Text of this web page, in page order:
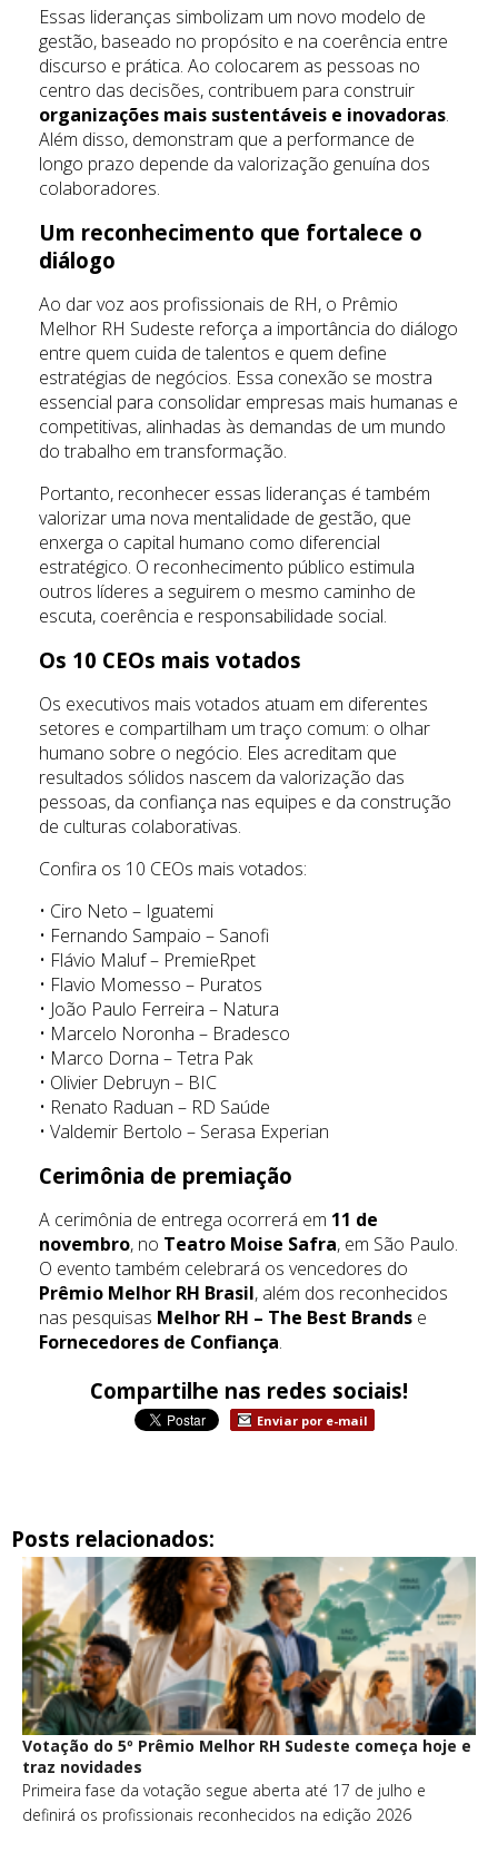
Essas lideranças simbolizam um novo modelo de
gestão, baseado no propósito e na coerência entre
discurso e prática. Ao colocarem as pessoas no
centro das decisões, contribuem para construir
organizações mais sustentáveis e inovadoras.
Além disso, demonstram que a performance de
longo prazo depende da valorização genuína dos
colaboradores.
Um reconhecimento que fortalece o
diálogo
Ao dar voz aos profissionais de RH, o Prêmio
Melhor RH Sudeste reforça a importância do diálogo
entre quem cuida de talentos e quem define
estratégias de negócios. Essa conexão se mostra
essencial para consolidar empresas mais humanas e
competitivas, alinhadas às demandas de um mundo
do trabalho em transformação.
Portanto, reconhecer essas lideranças é também
valorizar uma nova mentalidade de gestão, que
enxerga o capital humano como diferencial
estratégico. O reconhecimento público estimula
outros líderes a seguirem o mesmo caminho de
escuta, coerência e responsabilidade social.
Os 10 CEOs mais votados
Os executivos mais votados atuam em diferentes
setores e compartilham um traço comum: o olhar
humano sobre o negócio. Eles acreditam que
resultados sólidos nascem da valorização das
pessoas, da confiança nas equipes e da construção
de culturas colaborativas.
Confira os 10 CEOs mais votados:
• Ciro Neto – Iguatemi
• Fernando Sampaio – Sanofi
• Flávio Maluf – PremieRpet
• Flavio Momesso – Puratos
• João Paulo Ferreira – Natura
• Marcelo Noronha – Bradesco
• Marco Dorna – Tetra Pak
• Olivier Debruyn – BIC
• Renato Raduan – RD Saúde
• Valdemir Bertolo – Serasa Experian
Cerimônia de premiação
A cerimônia de entrega ocorrerá em 11 de
novembro, no Teatro Moise Safra, em São Paulo.
O evento também celebrará os vencedores do
Prêmio Melhor RH Brasil, além dos reconhecidos
nas pesquisas Melhor RH – The Best Brands e
Fornecedores de Confiança.
Compartilhe nas redes sociais!
Enviar por e-mail
Posts relacionados:
Votação do 5º Prêmio Melhor RH Sudeste começa hoje e
traz novidades
Primeira fase da votação segue aberta até 17 de julho e
definirá os profissionais reconhecidos na edição 2026